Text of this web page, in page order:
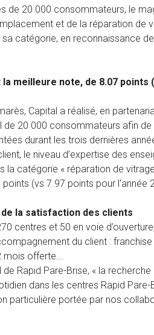
de 20 000 consommateurs, le
et de la réparation de
sa catégorie, en reconnaissance
meilleure note, de 8.07 points
Capital a réalisé, en
de 20 000 consommateurs afin
durant les trois dernières
le niveau d’expertise des
la catégorie « réparation de
(vs 7.97 points pour l'année
la satisfaction des clients
centres et 50 en voie
du client :
mois offerte...
de Rapid Pare-Brise, « la
dans les centres Rapid Pare-
particulière portée par nos